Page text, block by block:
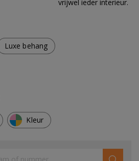
vrijwel ieder interieur.
Luxe behang
Kleur